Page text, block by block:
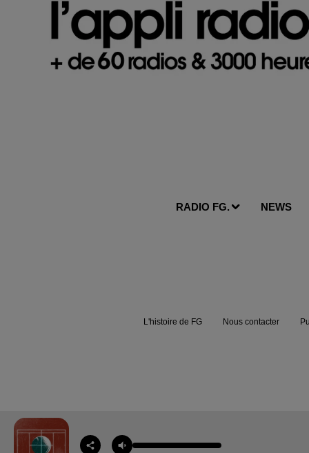
RADIO FG. NEWS
L'histoire de FG Nous contacter